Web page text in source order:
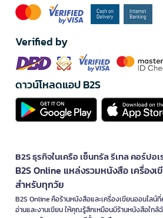
Verified by
ดาวน์โหลดแอป B2S
B2S ธุรกิจในเครือ เซ็นทรัล รีเทล คอร์ปอ
B2S Online แหล่งรวมหนังสือ เครื่องเ
สำหรับทุกวัย
B2S Online คือร้านหนังสือและเครื่องเขียนออนไลน์
อ่านและงานเขียน ให้คุณรู้สึกเหมือนมีร้านหนังสือใก